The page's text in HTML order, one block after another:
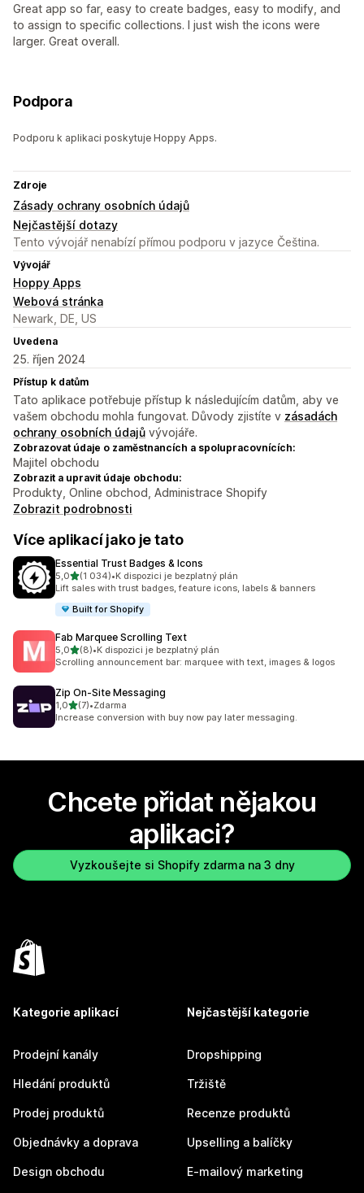
Great app so far, easy to create badges, easy to modify, and
to assign to specific collections. I just wish the icons were
larger. Great overall.
Podpora
Podporu k aplikaci poskytuje Hoppy Apps.
Zdroje
Zásady ochrany osobních údajů
Nejčastější dotazy
Tento vývojář nenabízí přímou podporu v jazyce Čeština.
Vývojář
Hoppy Apps
Webová stránka
Newark, DE, US
Uvedena
25. říjen 2024
Přístup k datům
Tato aplikace potřebuje přístup k následujícím datům, aby ve
vašem obchodu mohla fungovat. Důvody zjistíte v zásadách
ochrany osobních údajů vývojáře.
Zobrazovat údaje o zaměstnancích a spolupracovnících:
Majitel obchodu
Zobrazit a upravit údaje obchodu:
Produkty, Online obchod, Administrace Shopify
Zobrazit podrobnosti
Více aplikací jako je tato
Essential Trust Badges & Icons
5,0z 5 hvězd
(1 034)
Celkový počet recenzí: 1034
•K dispozici je bezplatný plán
Lift sales with trust badges, feature icons, labels & banners
Built for Shopify
Fab Marquee Scrolling Text
5,0z 5 hvězd
(8)
Celkový počet recenzí: 8
•K dispozici je bezplatný plán
Scrolling announcement bar: marquee with text, images & logos
Zip On‑Site Messaging
1,0z 5 hvězd
(7)
Celkový počet recenzí: 7
•Zdarma
Increase conversion with buy now pay later messaging.
Chcete přidat nějakou
aplikaci?
Vyzkoušejte si Shopify zdarma na 3 dny
Kategorie aplikací
Prodejní kanály
Hledání produktů
Prodej produktů
Objednávky a doprava
Design obchodu
Nejčastější kategorie
Dropshipping
Tržiště
Recenze produktů
Upselling a balíčky
E-mailový marketing